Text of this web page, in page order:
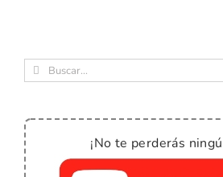
Buscar:
¡No te perderás